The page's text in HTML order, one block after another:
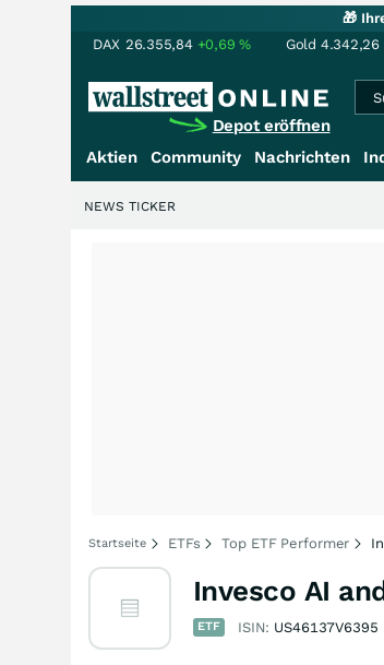
🎁
DAX 26.355,84 +0,69% Gold 4.342,26
Depot eröffnen
Aktien Community Nachrichten
NEWS TICKER
Startseite ETFs Top ETF Performer
Invesco AI
ETF ISIN: US46137V6395